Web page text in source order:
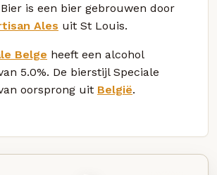
is een bier gebrouwen door
Ales uit St Louis.
Belge heeft een alcohol
5.0%. De bierstijl Speciale
oorsprong uit België.